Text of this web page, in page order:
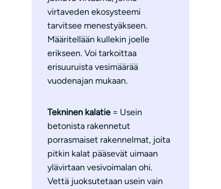
virtaveden ekosysteemi
tarvitsee menestyäkseen.
Määritellään kullekin joelle
erikseen. Voi tarkoittaa
erisuuruista vesimäärää
vuodenajan mukaan.
Tekninen kalatie = Usein
betonista rakennetut
porrasmaiset rakennelmat, joita
pitkin kalat pääsevät uimaan
ylävirtaan vesivoimalan ohi.
Vettä juoksutetaan usein vain